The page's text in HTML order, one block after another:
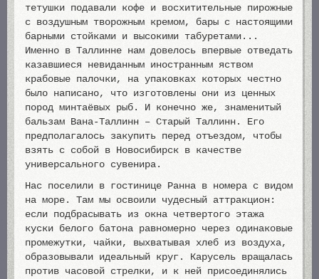
тетушки подавали кофе и восхитительные пирожные
с воздушным творожным кремом, бары с настоящими
барными стойками и высокими табуретами...
Именно в Таллинне нам довелось впервые отведать
казавшиеся невиданным иностранным яством
крабовые палочки, на упаковках которых честно
было написано, что изготовлены они из ценных
пород минтаёвых рыб. И конечно же, знаменитый
бальзам Вана-Таллинн – Старый Таллинн. Его
предполагалось закупить перед отъездом, чтобы
взять с собой в Новосибирск в качестве
универсального сувенира.
Нас поселили в гостинице Ранна в номера с видом
на море. Там мы освоили чудесный аттракцион:
если подбрасывать из окна четвертого этажа
куски белого батона равномерно через одинаковые
промежутки, чайки, выхватывая хлеб из воздуха,
образовывали идеальный круг. Карусель вращалась
против часовой стрелки, и к ней присоединялись